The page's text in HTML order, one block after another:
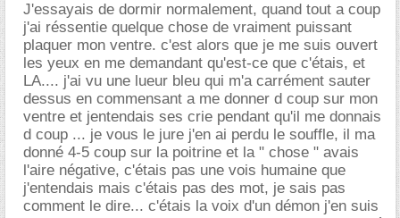
J'essayais de dormir normalement, quand tout a coup
j'ai réssentie quelque chose de vraiment puissant
plaquer mon ventre. c'est alors que je me suis ouvert
les yeux en me demandant qu'est-ce que c'étais, et
LA.... j'ai vu une lueur bleu qui m'a carrément sauter
dessus en commensant a me donner d coup sur mon
ventre et jentendais ses crie pendant qu'il me donnais
d coup ... je vous le jure j'en ai perdu le souffle, il ma
donné 4-5 coup sur la poitrine et la " chose " avais
l'aire négative, c'étais pas une vois humaine que
j'entendais mais c'étais pas des mot, je sais pas
comment le dire... c'étais la voix d'un démon j'en suis